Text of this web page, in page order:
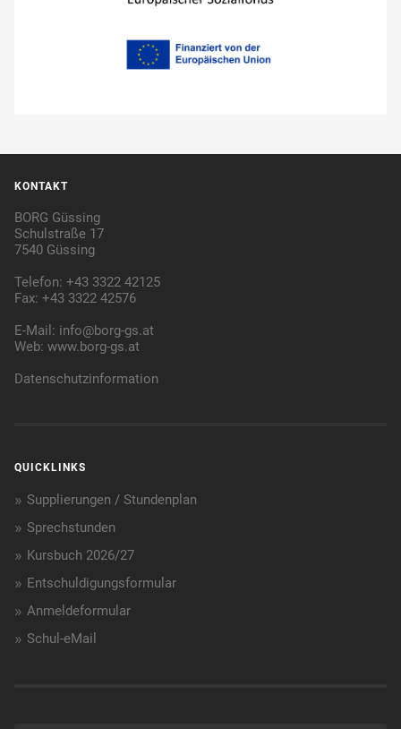
KONTAKT
BORG Güssing
Schulstraße 17
7540 Güssing
Telefon: +43 3322 42125
Fax: +43 3322 42576
E-Mail: info@borg-gs.at
Web:www.borg-gs.at
Datenschutzinformation
QUICKLINKS
Supplierungen / Stundenplan
Sprechstunden
Kursbuch 2026/27
Entschuldigungsformular
Anmeldeformular
Schul-eMail